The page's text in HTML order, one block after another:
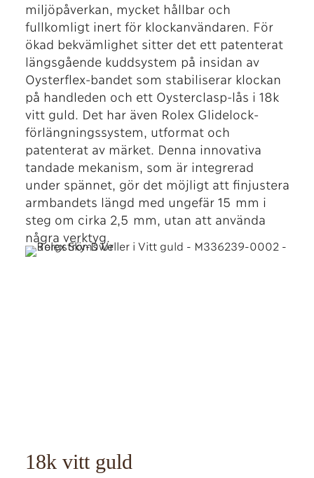
miljöpåverkan, mycket hållbar och
fullkomligt inert för klockanvändaren. För
ökad bekvämlighet sitter det ett patenterat
längsgående kuddsystem på insidan av
Oysterflex-bandet som stabiliserar klockan
på handleden och ett Oysterclasp-lås i 18k
vitt guld. Det har även Rolex Glidelock-
förlängningssystem, utformat och
patenterat av märket. Denna innovativa
tandade mekanism, som är integrerad
under spännet, gör det möjligt att finjustera
armbandets längd med ungefär 15 mm i
steg om cirka 2,5 mm, utan att använda
några verktyg.
18k vitt guld